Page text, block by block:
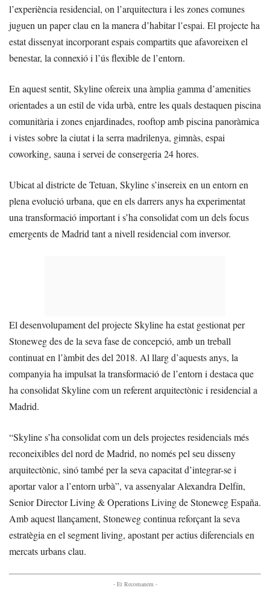
l’experiència residencial, on l’arquitectura i les zones comunes
juguen un paper clau en la manera d’habitar l’espai. El projecte ha
estat dissenyat incorporant espais compartits que afavoreixen el
benestar, la connexió i l’ús flexible de l’entorn.
En aquest sentit, Skyline ofereix una àmplia gamma d’amenities
orientades a un estil de vida urbà, entre les quals destaquen piscina
comunitària i zones enjardinades, rooftop amb piscina panoràmica
i vistes sobre la ciutat i la serra madrilenya, gimnàs, espai
coworking, sauna i servei de consergeria 24 hores.
Ubicat al districte de Tetuan, Skyline s’insereix en un entorn en
plena evolució urbana, que en els darrers anys ha experimentat
una transformació important i s’ha consolidat com un dels focus
emergents de Madrid tant a nivell residencial com inversor.
El desenvolupament del projecte Skyline ha estat gestionat per
Stoneweg des de la seva fase de concepció, amb un treball
continuat en l’àmbit des del 2018. Al llarg d’aquests anys, la
companyia ha impulsat la transformació de l’entorn i destaca que
ha consolidat Skyline com un referent arquitectònic i residencial a
Madrid.
“Skyline s’ha consolidat com un dels projectes residencials més
reconeixibles del nord de Madrid, no només pel seu disseny
arquitectònic, sinó també per la seva capacitat d’integrar-se i
aportar valor a l’entorn urbà”, va assenyalar Alexandra Delfín,
Senior Director Living & Operations Living de Stoneweg España.
Amb aquest llançament, Stoneweg continua reforçant la seva
estratègia en el segment living, apostant per actius diferencials en
mercats urbans clau.
- Et Recomanem -